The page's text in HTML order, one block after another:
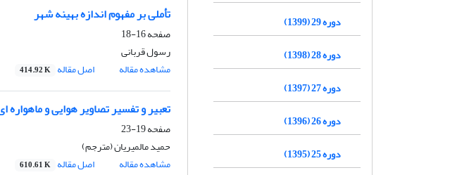
تأملی بر مفهوم اندازه بهینه شهر
صفحه16-18
رسول قربانی
مشاهده مقاله
اصل مقاله 414.92 K
تعبیر و تفسیر تصاویر هوایی و
صفحه19-23
حمید مالمیریان (مترجم)
مشاهده مقاله
اصل مقاله 610.61 K
دوره 29 (1399)
دوره 28 (1398)
دوره 27 (1397)
دوره 26 (1396)
دوره 25 (1395)